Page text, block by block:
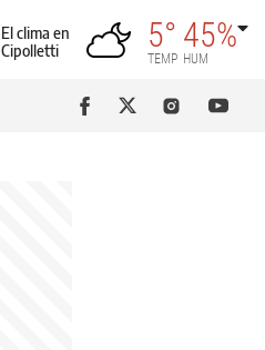
El clima en
Cipolletti
5°
TEMP
45%
HUM